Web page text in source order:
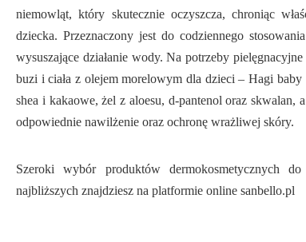
niemowląt, który skutecznie oczyszcza, chroniąc
dziecka. Przeznaczony jest do codziennego
wysuszające działanie wody. Na potrzeby
buzi i ciała z olejem morelowym dla dzieci – Hagi baby
shea i kakaowe, żel z aloesu, d-pantenol oraz skwalan,
odpowiednie nawilżenie oraz ochronę wrażliwej skóry.
Szeroki wybór produktów dermokosmetycznych
najbliższych znajdziesz na platformie online sanbello.pl